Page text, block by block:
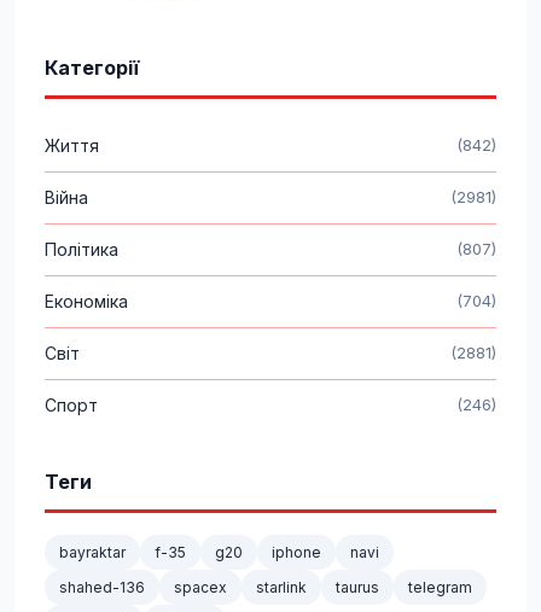
Категорії
Життя (842)
Війна (2981)
Політика (807)
Економіка (704)
Світ (2881)
Спорт (246)
Теги
bayraktar f-35 g20 iphone
navi
shahed-136
spacex starlink taurus
telegram